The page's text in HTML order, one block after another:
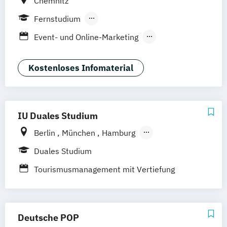
Fernstudium
Berufsbegleitendes Präsenzstudium
Event- und Online-Marketing
Kostenloses Infomaterial
IU Duales Studium
Berlin München
Hamburg
Frankfurt am Main
Mannheim Leipzig Online-Campus
Augsburg Bielefeld Braunschweig
Dresden Duisburg Karlsruhe Köln
Mainz Münster
Duales Studium
Tourismusmanagement mit Vertiefung
Deutsche POP